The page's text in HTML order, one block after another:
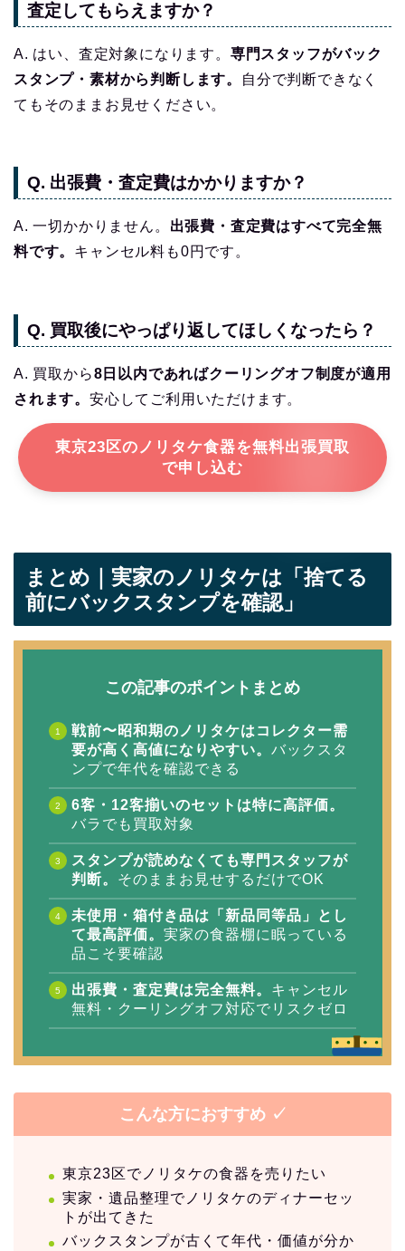
査定してもらえますか？
A. はい、査定対象になります。 専門スタッフがバック
スタンプ・素材から判断します。
自分で判断できなく
てもそのままお見せください。
Q. 出張費・査定費はかかりますか？
A. 一切かかりません。 出張費・査定費はすべて完全無
料です。 キャンセル料も0円です。
Q. 買取後にやっぱり返してほしくなったら？
A. 買取から8日以内であればクーリングオフ制度が適用
されます。 安心してご利用いただけます。
東京23区のノリタケ食器を無料出張買取
で申し込む
まとめ｜実家のノリタケは「捨てる
前にバックスタンプを確認」
この記事のポイントまとめ
戦前〜昭和期のノリタケはコレクター需
要が高く高値になりやすい。 バックスタ
ンプで年代を確認できる
6客・12客揃いのセットは特に高評価。
バラでも買取対象
スタンプが読めなくても専門スタッフが
判断。 そのままお見せするだけでOK
未使用・箱付き品は「新品同等品」とし
て最高評価。 実家の食器棚に眠っている
品こそ要確認
出張費・査定費は完全無料。 キャンセル
無料・クーリングオフ対応でリスクゼロ
こんな方におすすめ ✓
東京23区でノリタケの食器を売りたい
実家・遺品整理でノリタケのディナーセッ
トが出てきた
バックスタンプが古くて年代・価値が分か